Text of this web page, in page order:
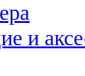
и